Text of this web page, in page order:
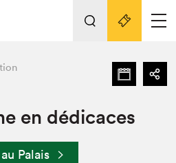
au Salon
Nos activités
en dédicaces
Palais